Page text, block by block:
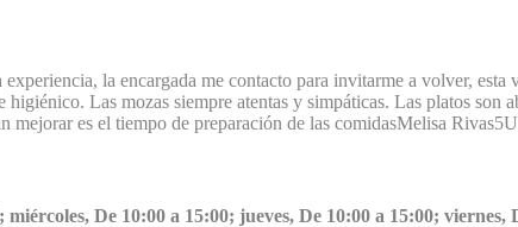
la encargada me contacto para invitarme a volver,
Las mozas siempre atentas y simpáticas. Las platos son
es el tiempo de preparación de las comidasMelisa Rivas5
De 10:00 a 15:00; jueves, De 10:00 a 15:00;